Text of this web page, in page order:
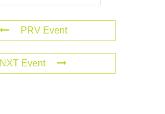
PRV Event
NXT Event